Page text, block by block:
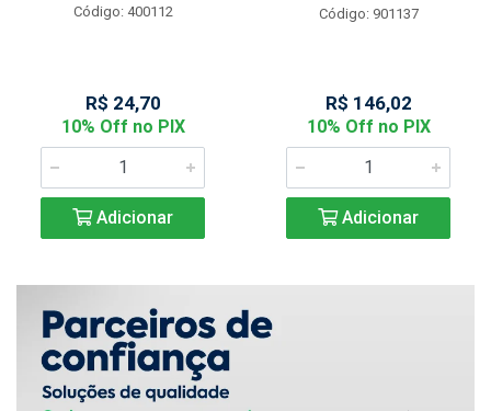
Código: 400112
R$ 24,70
10% Off no PIX
Adicionar
Código: 901137
R$ 146,02
10% Off no PIX
Adicionar